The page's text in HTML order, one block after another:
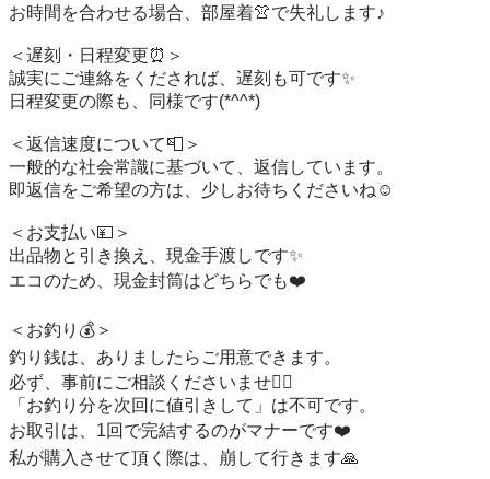
お時間を合わせる場合、部屋着👚で失礼します♪
＜遅刻・日程変更⏰️＞
誠実にご連絡をくだされば、遅刻も可です✨
日程変更の際も、同様です(*^^*)
＜返信速度について📮＞
一般的な社会常識に基づいて、返信しています。
即返信をご希望の方は、少しお待ちくださいね☺️
＜お支払い💴＞
出品物と引き換え、現金手渡しです✨
エコのため、現金封筒はどちらでも❤️
＜お釣り💰️＞
釣り銭は、ありましたらご用意できます。
必ず、事前にご相談くださいませ🙇‍♀️
「お釣り分を次回に値引きして」は不可です。
お取引は、1回で完結するのがマナーです❤️
私が購入させて頂く際は、崩して行きます🙏